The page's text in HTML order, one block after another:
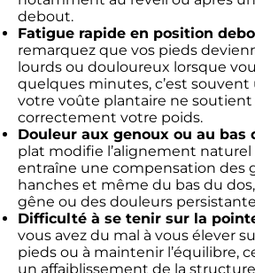
debout.
Fatigue rapide en position
remarquez que vos pieds
lourds ou douloureux lorsque
quelques minutes, c’est
votre voûte plantaire ne soutient
correctement votre poids.
Douleur aux genoux ou au bas
plat modifie l’alignement naturel
entraîne une compensation des
hanches et même du bas du
gêne ou des douleurs
Difficulté à se tenir sur la
vous avez du mal à vous élever
pieds ou à maintenir l’équilibre,
un affaiblissement de la